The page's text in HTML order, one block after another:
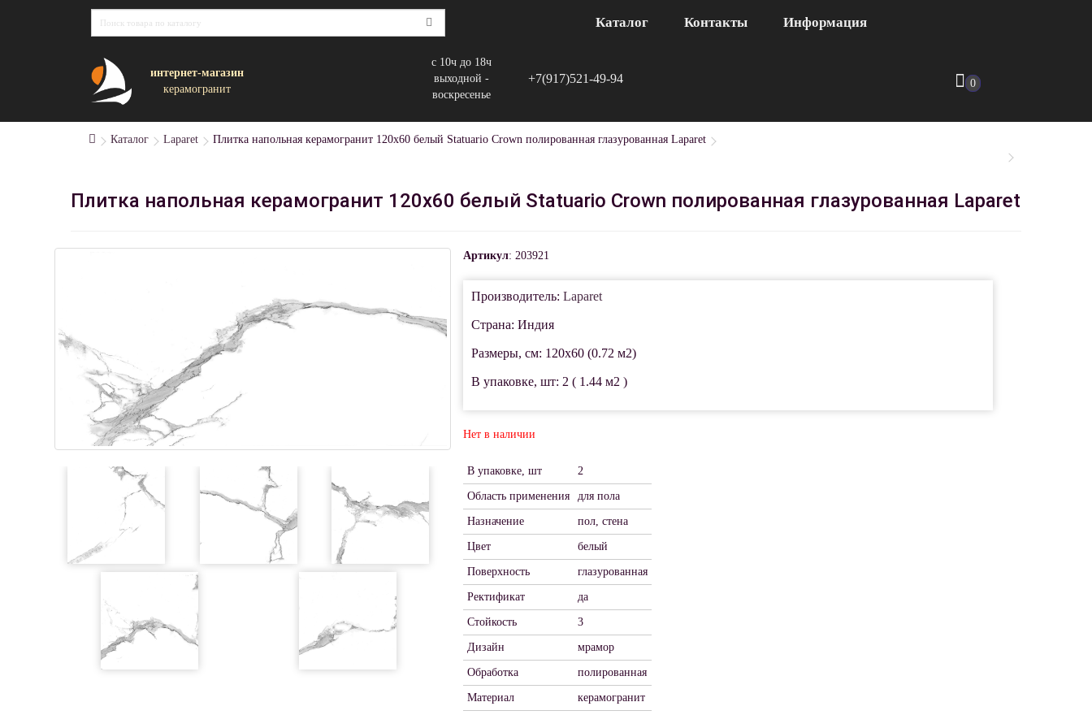
Каталог Контакты Информация
интернет-магазин
керамогранит
с 10ч до 18ч
выходной -
воскресенье
+7(917)521-49-94 0
Каталог Laparet Плитка напольная керамогранит 120x60 белый Statuario Crown полированная глазурованная Laparet
Плитка напольная керамогранит 120x60 белый Statuario Crown полированная глазурованная Laparet
Артикул: 203921
Производитель: Laparet
Страна: Индия
Размеры, см: 120x60 (0.72 м2)
В упаковке, шт: 2 ( 1.44 м2 )
Нет в наличии
В упаковке, шт 2
Область применения для пола
Назначение пол, стена
Цвет белый
Поверхность глазурованная
Ректификат да
Стойкость 3
Дизайн мрамор
Обработка полированная
Материал керамогранит